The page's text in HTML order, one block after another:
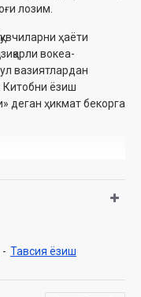
лозим.
ҳаёти
вокеа-
вазиятлардан
Китобни ёзиш
деган ҳикмат бекорга
- Тавсия ёзиш